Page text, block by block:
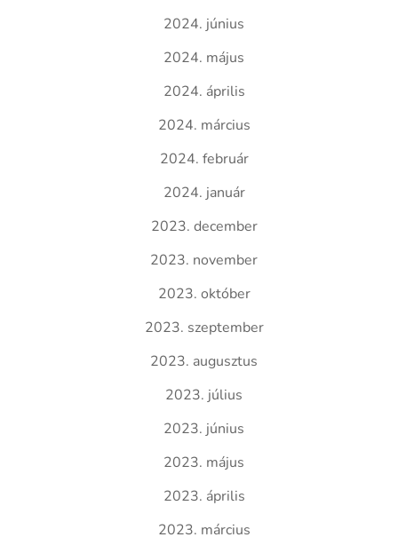
2024. június
2024. május
2024. április
2024. március
2024. február
2024. január
2023. december
2023. november
2023. október
2023. szeptember
2023. augusztus
2023. július
2023. június
2023. május
2023. április
2023. március